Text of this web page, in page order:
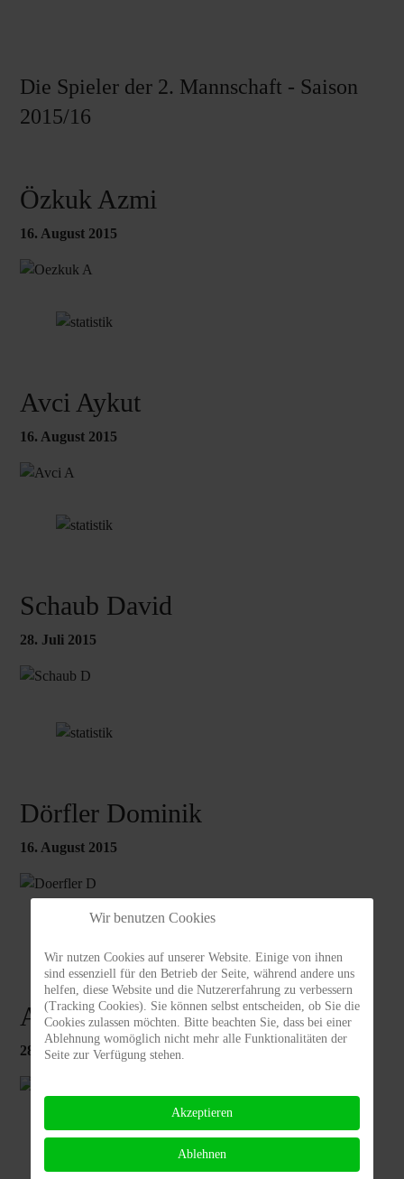
Die Spieler der 2. Mannschaft - Saison
2015/16
Özkuk Azmi
16. August 2015
Avci Aykut
16. August 2015
Schaub David
28. Juli 2015
Dörfler Dominik
16. August 2015
Altun_Sebastian
28. Juli 2015
Wir benutzen Cookies
Wir nutzen Cookies auf unserer Website. Einige von ihnen
sind essenziell für den Betrieb der Seite, während andere uns
helfen, diese Website und die Nutzererfahrung zu verbessern
(Tracking Cookies). Sie können selbst entscheiden, ob Sie die
Cookies zulassen möchten. Bitte beachten Sie, dass bei einer
Ablehnung womöglich nicht mehr alle Funktionalitäten der
Seite zur Verfügung stehen.
Akzeptieren
Ablehnen